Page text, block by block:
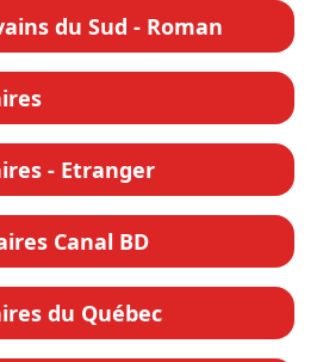
du Sud - Roman
- Etranger
Canal BD
du Québec